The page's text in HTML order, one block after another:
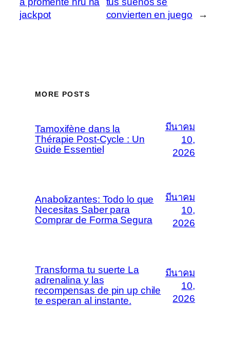
jackpot
convierten en juego
→
MORE POSTS
Tamoxifène dans la
Thérapie Post-Cycle : Un
Guide Essentiel
มีนาคม
10,
2026
Anabolizantes: Todo lo que
Necesitas Saber para
Comprar de Forma Segura
มีนาคม
10,
2026
Transforma tu suerte La
adrenalina y las
recompensas de pin up chile
te esperan al instante.
มีนาคม
10,
2026